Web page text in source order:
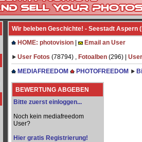
Wir beleben Geschichte! - Seestadt Aspern
HOME: photovision
Email an User
User Fotos (78794) , Fotoalben (296) |
MEDIAFREEDOM
PHOTOFREEDOM
BEWERTUNG ABGEBEN
Bitte zuerst einloggen...
Noch kein mediafreedom
User?
Hier gratis Registrierung!